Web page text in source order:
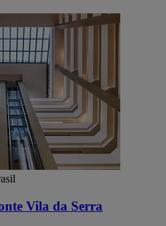
Vila da Serra